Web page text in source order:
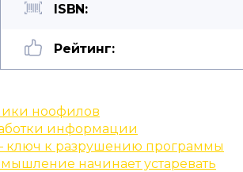
ISBN:
Рейтинг:
ноофилов
информации
ключ к разрушению программы
начинает устаревать